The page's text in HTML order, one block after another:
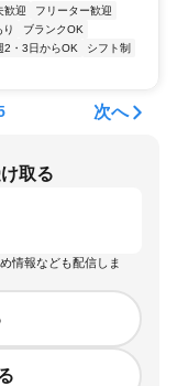
歓迎
フリーター歓迎
り
ブランクOK
2・3日からOK
シフト制
次へ
取る
情報なども配信しま